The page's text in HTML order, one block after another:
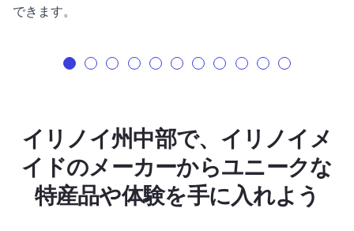
できます。
イリノイ州中部で、イリノイメ
イドのメーカーからユニークな
特産品や体験を手に入れよう